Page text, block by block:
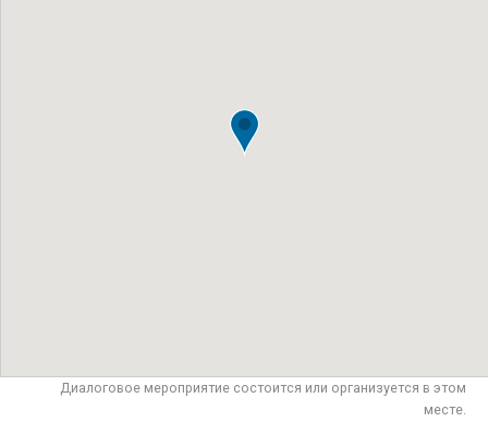
Диалоговое мероприятие состоится или организуется в этом
месте.